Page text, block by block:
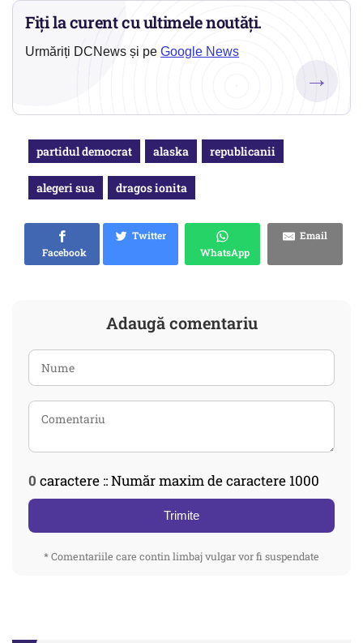
Fiți la curent cu ultimele noutăți.
Urmăriți DCNews și pe Google News
→
partidul democrat alaska republicanii
alegeri sua dragos ionita
Facebook
Twitter
WhatsApp
Email
Adaugă comentariu
0 caractere :: Număr maxim de caractere 1000
Trimite
* Comentariile care contin limbaj vulgar vor fi suspendate